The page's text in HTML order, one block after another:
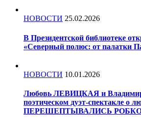
НОВОСТИ 25.02.2026
В Президентской библиотеке
«Северный полюс: от палатки
НОВОСТИ 10.01.2026
Любовь ЛЕВИЦКАЯ и
поэтическом дуэт-спектакле
ПЕРЕШЕПТЫВАЛИСЬ